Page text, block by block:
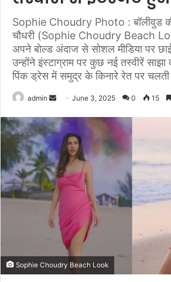
Sophie Choudry Photo : बॉलीवुड की
चौधरी (Sophie Choudry Beach
अपने बोल्ड अंदाज से सोशल मीडिया पर
उन्होंने इंस्टाग्राम पर कुछ नई तस्वीरें
पिंक ड्रेस में समुद्र के किनारे रेत पर चलती
admin
Send
email
June 3, 2025 0 15
Sophie Choudry Beach Look